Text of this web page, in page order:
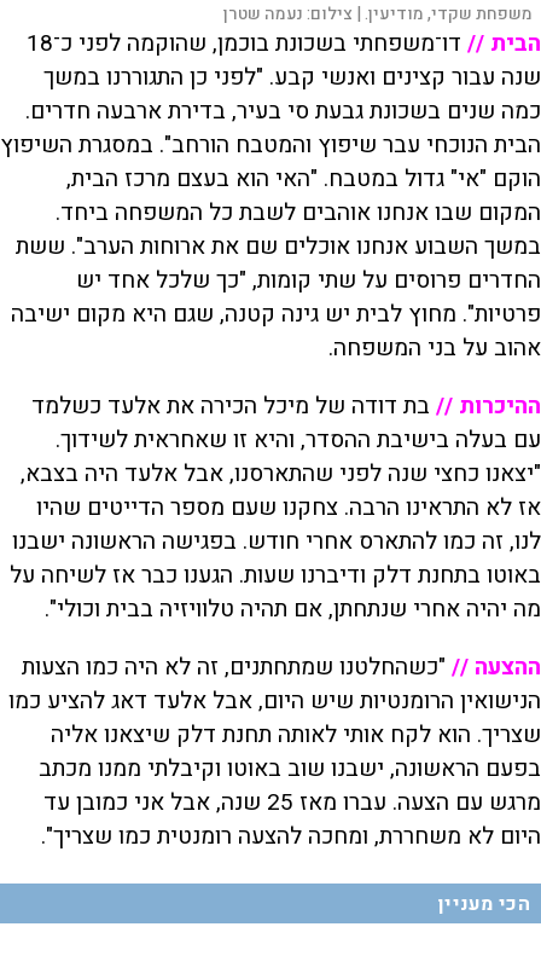
משפחת שקדי, מודיעין. | צילום:נעמה שטרן
הבית //
דו־משפחתי בשכונת בוכמן, שהוקמה לפני כ־18
שנה עבור קצינים ואנשי קבע. "לפני כן התגוררנו במשך
כמה שנים בשכונת גבעת סי בעיר, בדירת ארבעה חדרים.
הבית הנוכחי עבר שיפוץ והמטבח הורחב". במסגרת השיפוץ
הוקם "אי" גדול במטבח. "האי הוא בעצם מרכז הבית,
המקום שבו אנחנו אוהבים לשבת כל המשפחה ביחד.
במשך השבוע אנחנו אוכלים שם את ארוחות הערב". ששת
החדרים פרוסים על שתי קומות, "כך שלכל אחד יש
פרטיות". מחוץ לבית יש גינה קטנה, שגם היא מקום ישיבה
אהוב על בני המשפחה.
ההיכרות // בת דודה של מיכל הכירה את אלעד כשלמד
עם בעלה בישיבת ההסדר, והיא זו שאחראית לשידוך.
"יצאנו כחצי שנה לפני שהתארסנו, אבל אלעד היה בצבא,
אז לא התראינו הרבה. צחקנו שעם מספר הדייטים שהיו
לנו, זה כמו להתארס אחרי חודש. בפגישה הראשונה ישבנו
באוטו בתחנת דלק ודיברנו שעות. הגענו כבר אז לשיחה על
מה יהיה אחרי שנתחתן, אם תהיה טלוויזיה בבית וכולי".
ההצעה // "כשהחלטנו שמתחתנים, זה לא היה כמו הצעות
הנישואין הרומנטיות שיש היום, אבל אלעד דאג להציע כמו
שצריך. הוא לקח אותי לאותה תחנת דלק שיצאנו אליה
בפעם הראשונה, ישבנו שוב באוטו וקיבלתי ממנו מכתב
מרגש עם הצעה. עברו מאז 25 שנה, אבל אני כמובן עד
היום לא משחררת, ומחכה להצעה רומנטית כמו שצריך".
הכי מעניין